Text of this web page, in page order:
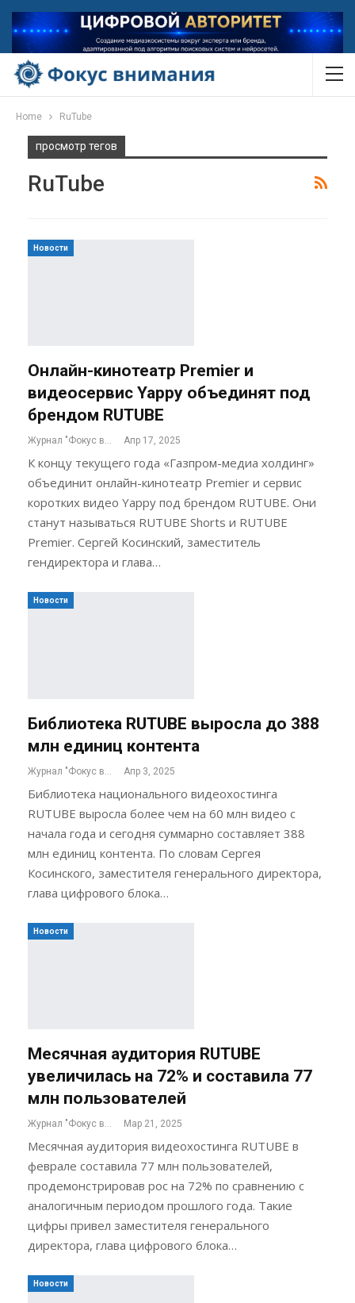
Home RuTube
просмотр тегов
RuTube
Новости
Онлайн-кинотеатр Premier и
видеосервис Yappy объединят под
брендом RUTUBE
Журнал "Фокус внимания" Апр 17, 2025
К концу текущего года «Газпром-медиа холдинг»
объединит онлайн-кинотеатр Premier и сервис
коротких видео Yappy под брендом RUTUBE. Они
станут называться RUTUBE Shorts и RUTUBE
Premier. Сергей Косинский, заместитель
гендиректора и глава…
Новости
Библиотека RUTUBE выросла до 388
млн единиц контента
Журнал "Фокус внимания" Апр 3, 2025
Библиотека национального видеохостинга
RUTUBE выросла более чем на 60 млн видео с
начала года и сегодня суммарно составляет 388
млн единиц контента. По словам Сергея
Косинского, заместителя генерального директора,
глава цифрового блока…
Новости
Месячная аудитория RUTUBE
увеличилась на 72% и составила 77
млн пользователей
Журнал "Фокус внимания" Мар 21, 2025
Месячная аудитория видеохостинга RUTUBE в
феврале составила 77 млн пользователей,
продемонстрировав рос на 72% по сравнению с
аналогичным периодом прошлого года. Такие
цифры привел заместителя генерального
директора, глава цифрового блока…
Новости